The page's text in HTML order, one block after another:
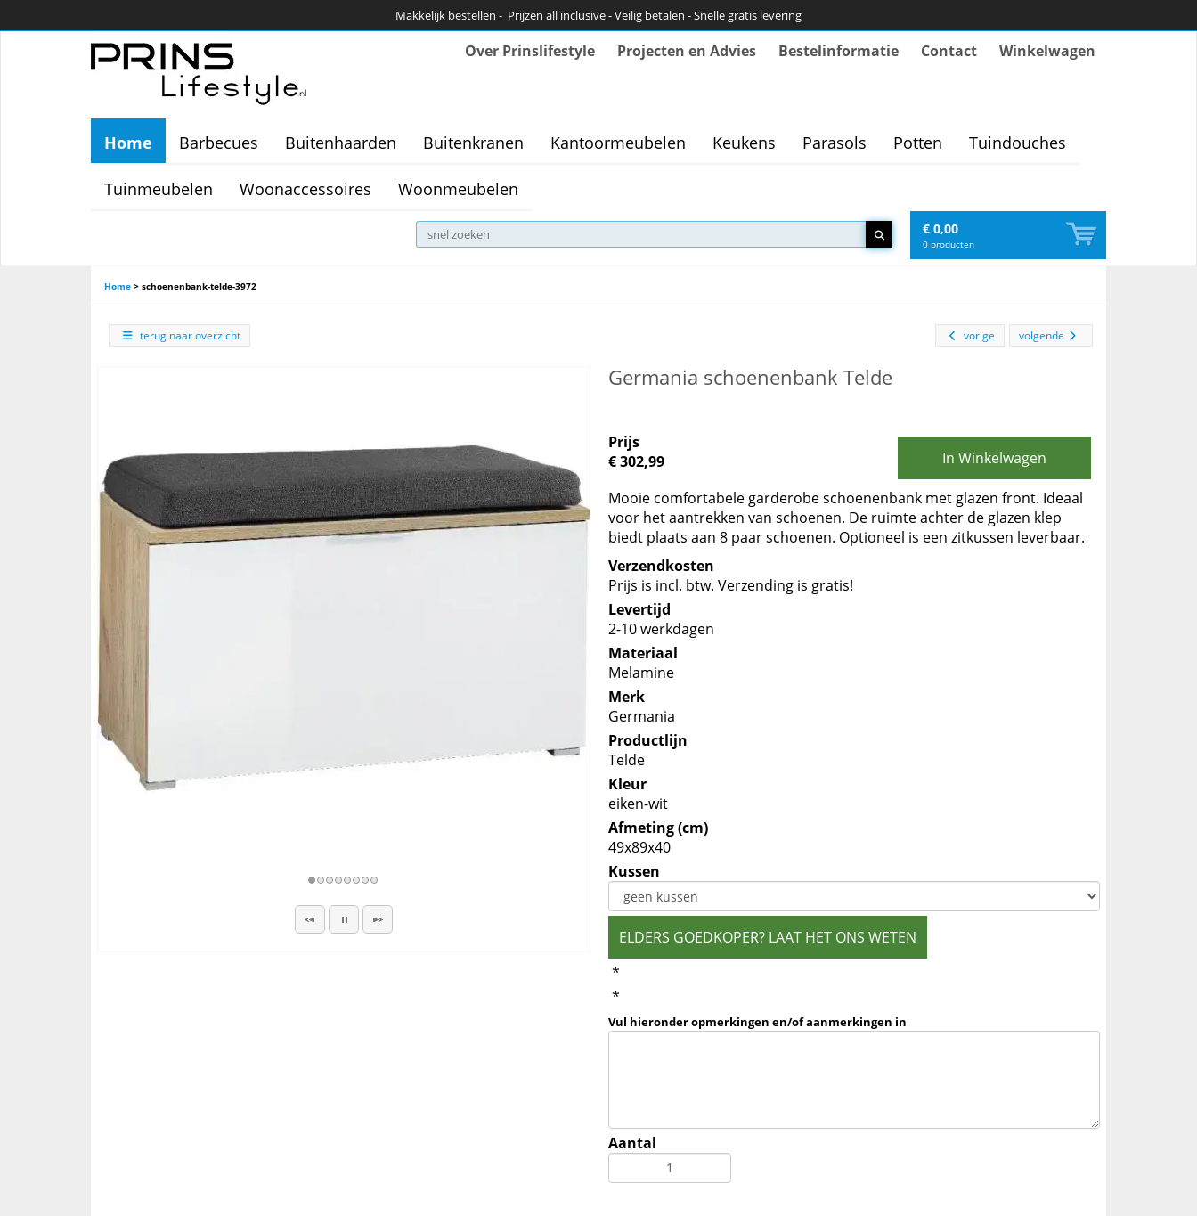
Makkelijk bestellen - Prijzen all inclusive - Veilig betalen - Snelle gratis levering
Over Prinslifestyle Projecten en Advies Bestelinformatie Contact Winkelwagen
Home Barbecues Buitenhaarden Buitenkranen Kantoormeubelen Keukens Parasols Potten Tuindouches
Tuinmeubelen Woonaccessoires Woonmeubelen
€ 0,00
0 producten
Home > schoenenbank-telde-3972
terug naar overzicht volgende
vorige
Germania schoenenbank Telde
Prijs
€ 302,99
In Winkelwagen
Mooie comfortabele garderobe schoenenbank met glazen front. Ideaal
voor het aantrekken van schoenen. De ruimte achter de glazen klep
biedt plaats aan 8 paar schoenen. Optioneel is een zitkussen leverbaar.
Verzendkosten
Prijs is incl. btw. Verzending is gratis!
Levertijd
2-10 werkdagen
Materiaal
Melamine
Merk
Germania
Productlijn
Telde
Kleur
eiken-wit
Afmeting (cm)
49x89x40
Kussen
ELDERS GOEDKOPER? LAAT HET ONS WETEN
*
*
Vul hieronder opmerkingen en/of aanmerkingen in
Aantal